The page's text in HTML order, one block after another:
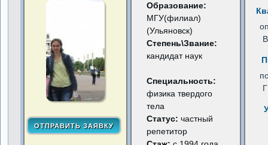
Образование:
МГУ(филиал)
(Ульяновск)
Степень\Звание:
кандидат наук
Специальность:
физика твердого
тела
Статус:частный
репетитор